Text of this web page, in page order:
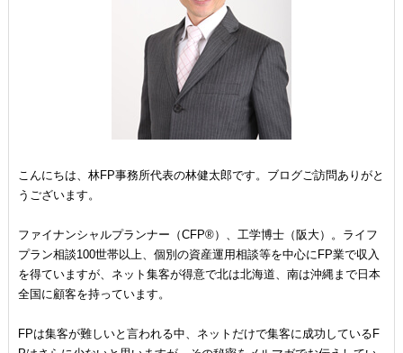
こんにちは、林FP事務所代表の林健太郎です。ブログご訪問ありがと
うございます。
ファイナンシャルプランナー（CFP®）、工学博士（阪大）。ライフ
プラン相談100世帯以上、個別の資産運用相談等を中心にFP業で収入
を得ていますが、ネット集客が得意で北は北海道、南は沖縄まで日本
全国に顧客を持っています。
FPは集客が難しいと言われる中、ネットだけで集客に成功しているF